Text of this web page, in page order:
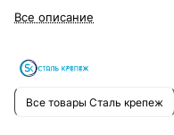
Все описание
Все товары Сталь крепеж